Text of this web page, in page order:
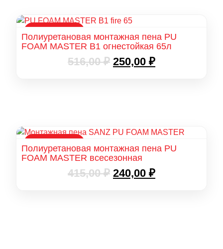
Полиуретановая монтажная пена PU
FOAM MASTER B1 огнестойкая 65л
516,00₽ Первоначальная
250,00 ₽Текущая
Полиуретановая монтажная пена PU
FOAM MASTER всесезонная
415,00₽ Первоначальная
240,00 ₽Текущая